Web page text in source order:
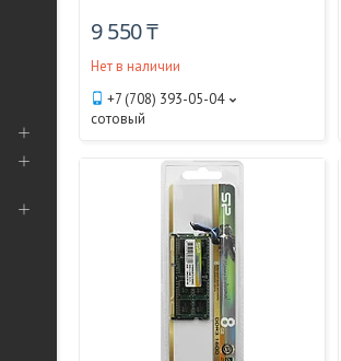
9 550 ₸
Нет в наличии
+7 (708) 393-05-04
сотовый